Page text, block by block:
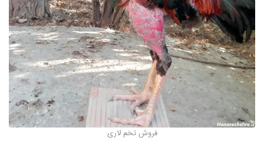
فروش تخم لاری